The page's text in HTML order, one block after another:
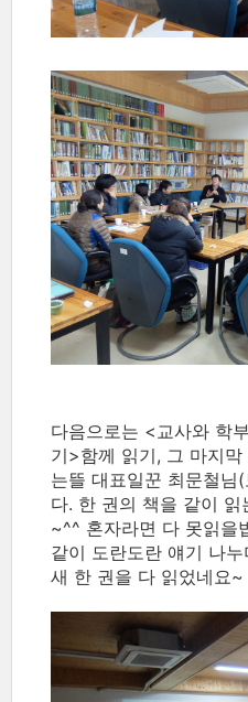
다음으로는 <교사와 학
기>함께 읽기, 그 마지
는뜰 대표일꾼 최문철님
다. 한 권의 책을 같이
~^^ 혼자라면 다 못읽을
같이 도란도란 얘기 나
새 한 권을 다 읽었네요~